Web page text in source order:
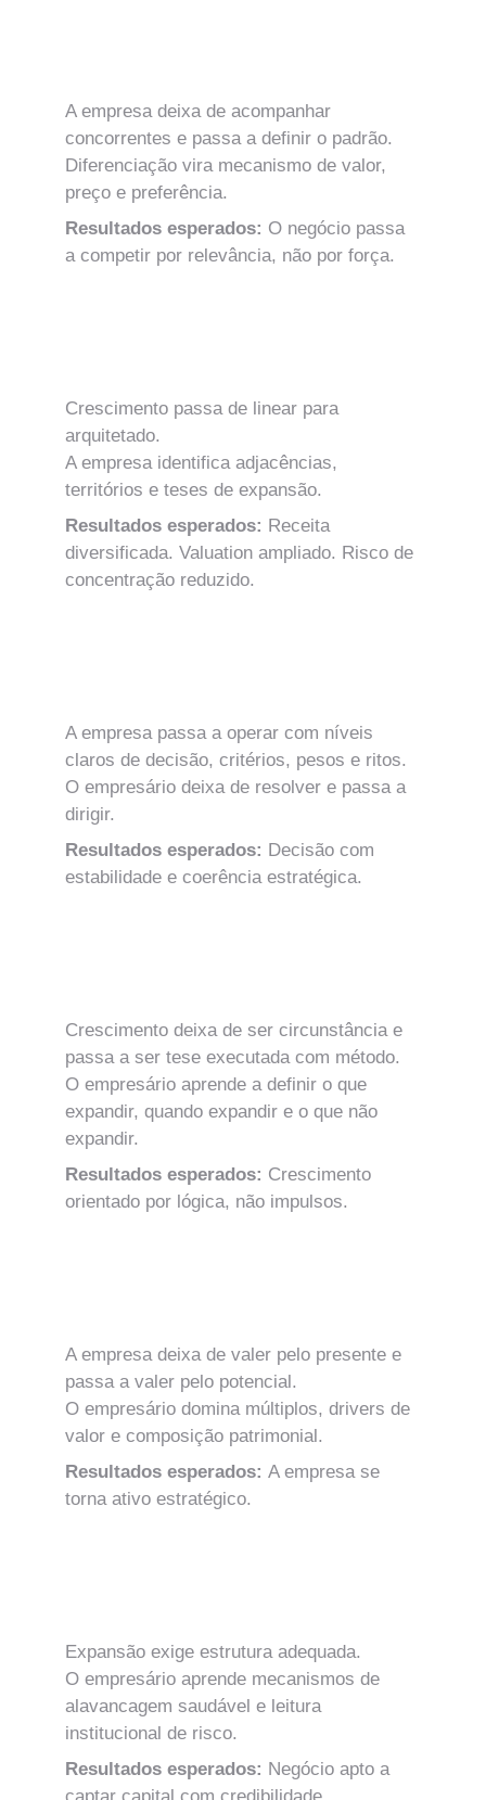
A empresa deixa de acompanhar
concorrentes e passa a definir o padrão.
Diferenciação vira mecanismo de valor,
preço e preferência.
Resultados esperados: O negócio passa
a competir por relevância, não por força.
Crescimento passa de linear para
arquitetado.
A empresa identifica adjacências,
territórios e teses de expansão.
Resultados esperados: Receita
diversificada. Valuation ampliado. Risco de
concentração reduzido.
A empresa passa a operar com níveis
claros de decisão, critérios, pesos e ritos.
O empresário deixa de resolver e passa a
dirigir.
Resultados esperados: Decisão com
estabilidade e coerência estratégica.
Crescimento deixa de ser circunstância e
passa a ser tese executada com método.
O empresário aprende a definir o que
expandir, quando expandir e o que não
expandir.
Resultados esperados: Crescimento
orientado por lógica, não impulsos.
A empresa deixa de valer pelo presente e
passa a valer pelo potencial.
O empresário domina múltiplos, drivers de
valor e composição patrimonial.
Resultados esperados: A empresa se
torna ativo estratégico.
Expansão exige estrutura adequada.
O empresário aprende mecanismos de
alavancagem saudável e leitura
institucional de risco.
Resultados esperados: Negócio apto a